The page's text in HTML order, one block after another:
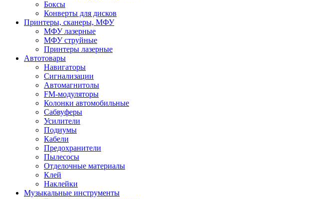
Боксы
Конверты для дисков
Принтеры, сканеры, МФУ
МФУ лазерные
МФУ струйные
Принтеры лазерные
Автотовары
Навигаторы
Сигнализации
Автомагнитолы
FM-модуляторы
Колонки автомобильные
Сабвуферы
Усилители
Подиумы
Кабели
Предохранители
Пылесосы
Отделочные материалы
Клей
Наклейки
Музыкальные инструменты